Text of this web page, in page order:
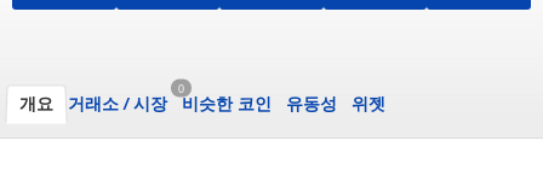
개요 거래소 /시장
0
비슷한 코인 유동성 위젯